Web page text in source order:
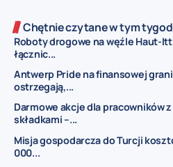
Chętnie czytane w tym
Roboty drogowe na węźle Haut-
łącznic...
Antwerp Pride na finansowej
ostrzegają,...
Darmowe akcje dla pracowników
składkami –...
Misja gospodarcza do Turcji
000...